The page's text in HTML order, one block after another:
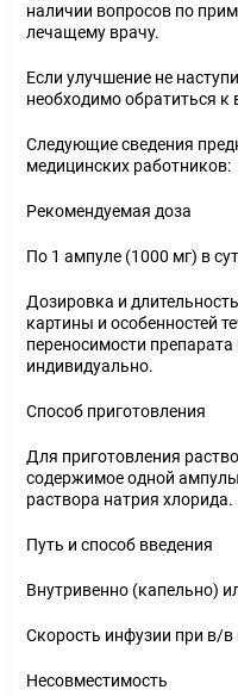
наличии вопросов по
лечащему врачу.
Если улучшение не
необходимо обратиться к
Следующие сведения
медицинских работников:
Рекомендуемая доза
По 1 ампуле (1000 мг) в
Дозировка и
картины и особенностей
переносимости
индивидуально.
Способ приготовления
Для приготовления
содержимое одной
раствора натрия хлорида.
Путь и способ введения
Внутривенно (капельно)
Скорость инфузии при в/в
Несовместимость